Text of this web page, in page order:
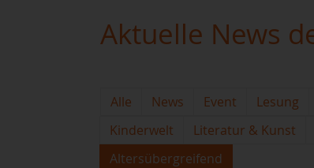
Aktuelle News
Alle News Event Lesung
Kinderwelt
Literatur & Kunst
Altersübergreifend